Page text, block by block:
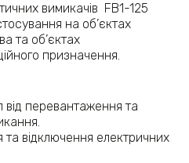
вимикачів FB1-125
на об’єктах
та об’єктах
призначення.
від перевантаження та
відключення електричних